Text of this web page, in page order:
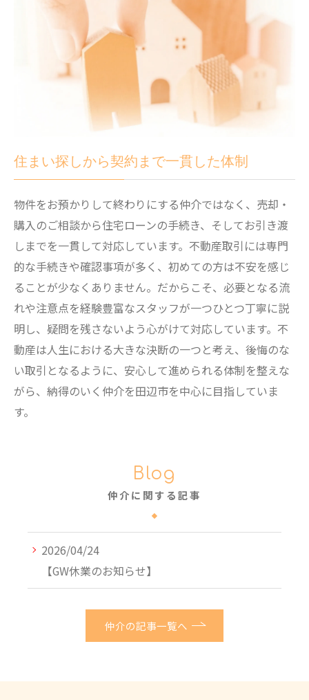
住まい探しから契約まで一貫した体制
物件をお預かりして終わりにする仲介ではなく、売却・
購入のご相談から住宅ローンの手続き、そしてお引き渡
しまでを一貫して対応しています。不動産取引には専門
的な手続きや確認事項が多く、初めての方は不安を感じ
ることが少なくありません。だからこそ、必要となる流
れや注意点を経験豊富なスタッフが一つひとつ丁寧に説
明し、疑問を残さないよう心がけて対応しています。不
動産は人生における大きな決断の一つと考え、後悔のな
い取引となるように、安心して進められる体制を整えな
がら、納得のいく仲介を田辺市を中心に目指していま
す。
Blog
仲介に関する記事
2026/04/24
【GW休業のお知らせ】
仲介の記事一覧へ